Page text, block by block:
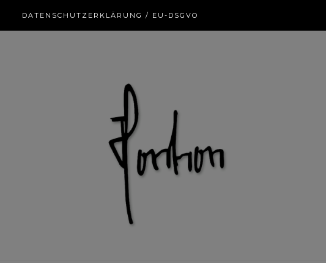
DATENSCHUTZERKLÄRUNG / EU-DSGVO